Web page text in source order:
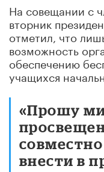
На совещании с
вторник
отметил, что
возможность
обеспечению
учащихся
«Прошу
внести в